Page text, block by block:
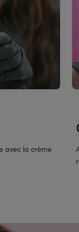
avec la crème